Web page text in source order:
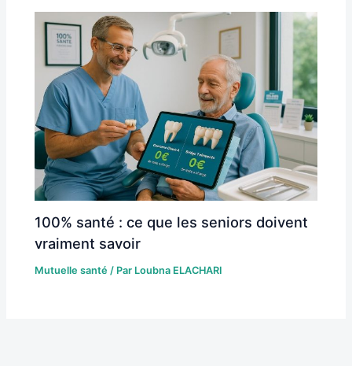
100% santé : ce que les seniors doivent
vraiment savoir
Mutuelle santé / Par Loubna ELACHARI